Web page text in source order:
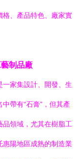
格、產品特色、廠家實
制品廠
家集設計、開發、生
帶有“石膏”，但其產
領域，尤其在樹脂工
惠陽地區成熟的制造業